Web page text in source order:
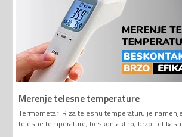
Merenje telesne temperature
Termometar IR za telesnu temperaturu je
telesne temperature, beskontaktno, brzo i